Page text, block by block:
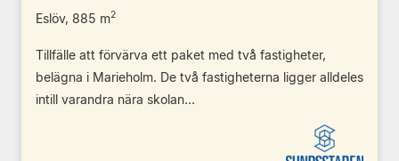
Eslöv, 885 m2
Tillfälle att förvärva ett paket med två fastigheter,
belägna i Marieholm. De två fastigheterna ligger alldeles
intill varandra nära skolan...